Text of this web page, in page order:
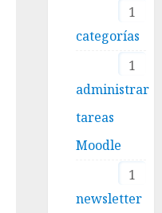
1
categorías
1
administrar
tareas
Moodle
1
newsletter